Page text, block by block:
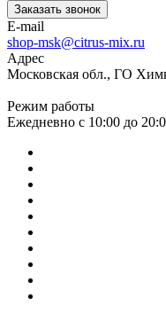
Заказать звонок
E-mail
shop-msk@citrus-mix.ru
Адрес
Московская обл., ГО
Режим работы
Ежедневно с 10:00 до